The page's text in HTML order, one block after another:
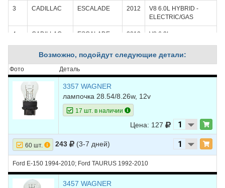
3 CADILLAC ESCALADE 2012
V8 6.0L HYBRID -
ELECTRIC/GAS
4 CADILLAC ESCALADE 2012 V8 6.2L
CADILLAC ESCALADE
ELECTRIC/GAS
6 CADILLAC ESCALADE 2011 V8 6.2L
CADILLAC ESCALADE 2010
V8 6.0L HYBRID -
8 CADILLAC
9 CADILLAC ESCALADE 2009
V8 6.0L HYBRID -
ELECTRIC/GAS
10 CADILLAC ESCALADE 2009
11 CHEVROLET
Возможно, подойдут следующие детали:
Фото Деталь
3357 WAGNER
лампочка 28.54/8.26w, 12v
17 шт. в наличии
Цена: 127
60 шт. 243 (3-7 дней)
Ford E-150 1994-2010; Ford TAURUS 1992-2010
3457 WAGNER